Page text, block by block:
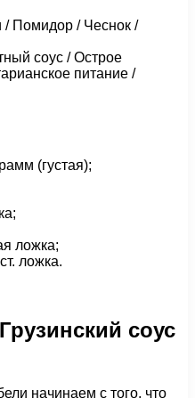
Помидор / Чеснок /
соус / Острое
питание /
(густая);
ложка;
ложка.
соус
начинаем с того, что